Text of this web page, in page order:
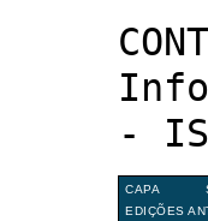
-
CAPA
EDIÇÕES